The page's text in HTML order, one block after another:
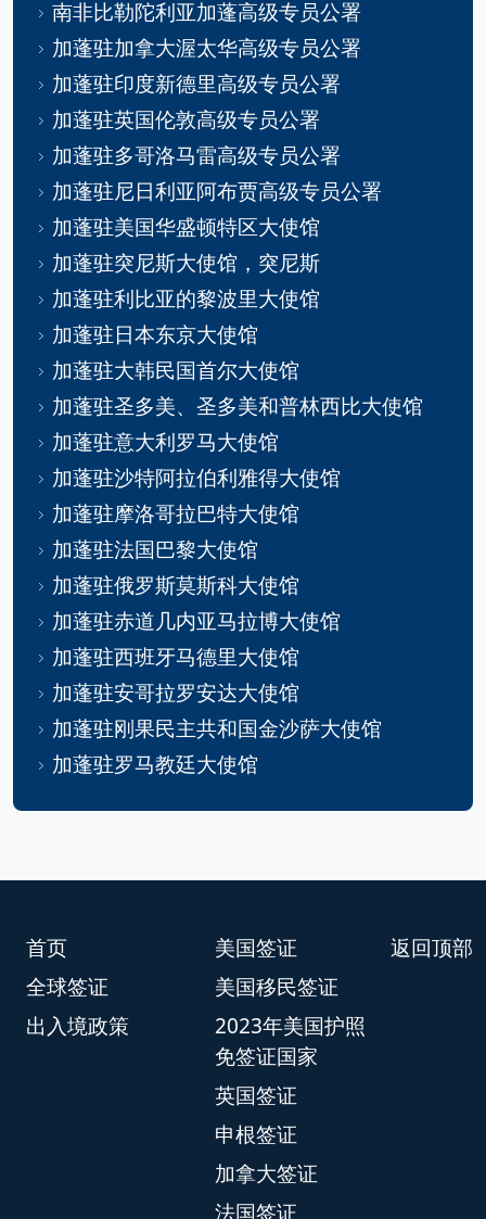
南非比勒陀利亚加蓬高级专员公署
加蓬驻加拿大渥太华高级专员公署
加蓬驻印度新德里高级专员公署
加蓬驻英国伦敦高级专员公署
加蓬驻多哥洛马雷高级专员公署
加蓬驻尼日利亚阿布贾高级专员公署
加蓬驻美国华盛顿特区大使馆
加蓬驻突尼斯大使馆，突尼斯
加蓬驻利比亚的黎波里大使馆
加蓬驻日本东京大使馆
加蓬驻大韩民国首尔大使馆
加蓬驻圣多美、圣多美和普林西比大使馆
加蓬驻意大利罗马大使馆
加蓬驻沙特阿拉伯利雅得大使馆
加蓬驻摩洛哥拉巴特大使馆
加蓬驻法国巴黎大使馆
加蓬驻俄罗斯莫斯科大使馆
加蓬驻赤道几内亚马拉博大使馆
加蓬驻西班牙马德里大使馆
加蓬驻安哥拉罗安达大使馆
加蓬驻刚果民主共和国金沙萨大使馆
加蓬驻罗马教廷大使馆
返回顶部
首页
全球签证
出入境政策
美国签证
美国移民签证
2023年美国护照
免签证国家
英国签证
申根签证
加拿大签证
法国签证